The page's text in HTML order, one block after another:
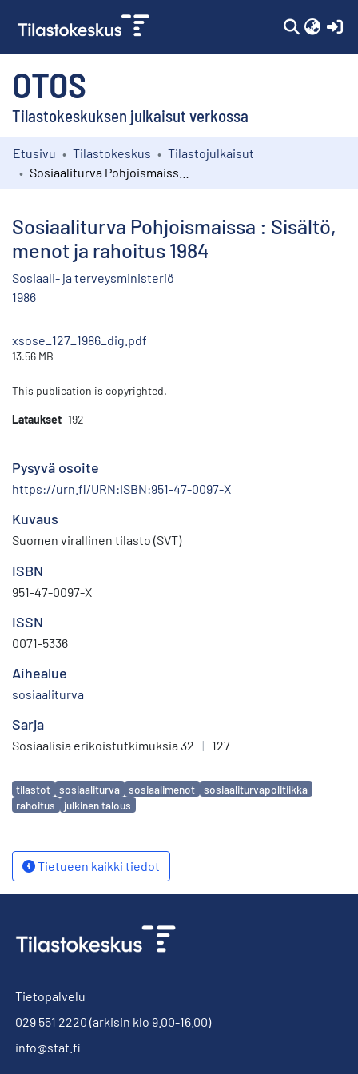
OTOS
Tilastokeskuksen julkaisut verkossa
Kokoelmat
Etusivu Tilastokeskus
Tilastojulkaisut
Sosiaaliturva Pohjoismaissa : Sisältö,
menot ja rahoitus 1984
Sosiaali- ja terveysministeriö
1986
xsose_127_1986_dig.pdf
13.56 MB
This publication is copyrighted.
Lataukset 192
Pysyvä osoite
https://urn.fi/URN:ISBN:951-47-0097-X
Kuvaus
Suomen virallinen tilasto (SVT)
ISBN
951-47-0097-X
ISSN
0071-5336
Aihealue
sosiaaliturva
Sarja
Sosiaalisia erikoistutkimuksia 32 | 127
Avainsanat
tilastot sosiaaliturva sosiaalimenot
sosiaaliturvapolitiikka
rahoitus
julkinen talous
Tietueen kaikki tiedot
Tietopalvelu
029 551 2220 (arkisin klo 9.00-16.00)
info@stat.fi